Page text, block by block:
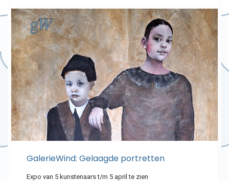
GalerieWind: Gelaagde portretten
Expo van 5 kunstenaars t/m 5 april te zien